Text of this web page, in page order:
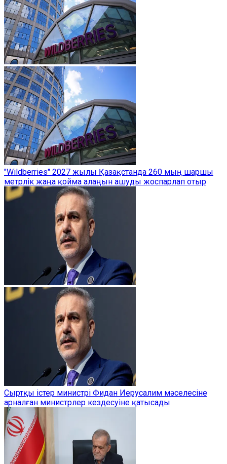
"Wildberries" 2027 жылы Қазақстанда 260 мың шаршы
метрлік жаңа қойма алаңын ашуды жоспарлап отыр
Сыртқы істер министрі Фидан Иерусалим мәселесіне
арналған министрлер кездесуіне қатысады